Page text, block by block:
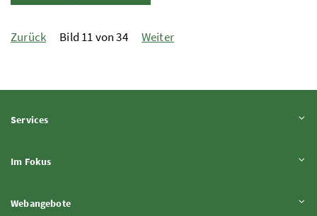
Zurück Bild 11 von 34 Weiter
ServicesInhalt aufklappen
Im FokusInhalt aufklappen
WebangeboteInhalt aufklappen